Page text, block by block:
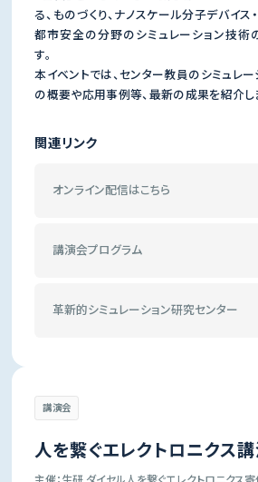
る、ものづくり、ナノスケール分子デバイス
都市安全の分野のシミュレーション技術
す。
本イベントでは、センター教員のシミュレ
の概要や応用事例等、最新の成果を紹介し
関連リンク
オンライン配信はこちら
講演会プログラム
革新的シミュレーション研究センター
講演会
人を繋ぐエレクトロニクス